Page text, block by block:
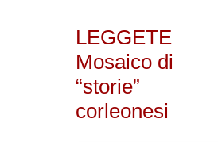
LEGGETE
Mosaico di
“storie”
corleonesi